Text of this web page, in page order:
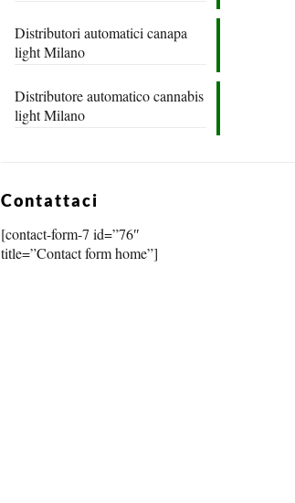
Distributori automatici canapa
light Milano
Distributore automatico cannabis
light Milano
Contattaci
[contact-form-7 id=”76″
title=”Contact form home”]